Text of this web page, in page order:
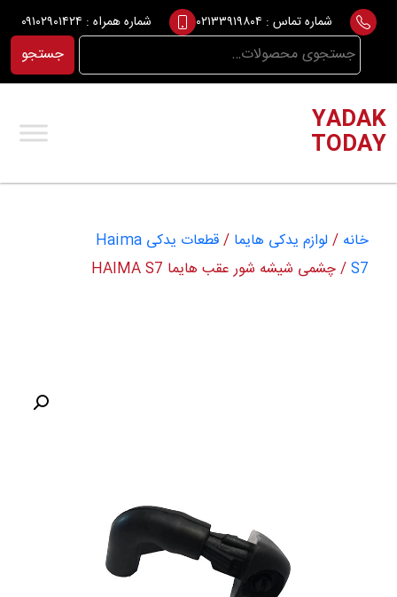
Skip
content
شماره تماس : ۰۲۱۳۳۹۱۹۸۰۴ شماره همراه : ۰۹۱۰۲۹۰۱۴۲۴
جستجو
برای:
جستجو
YADAK
TODAY
خانه / لوازم یدکی هایما /
قطعات یدکی Haima
S7/ چشمی شیشه شور عقب هایما HAIMA S7